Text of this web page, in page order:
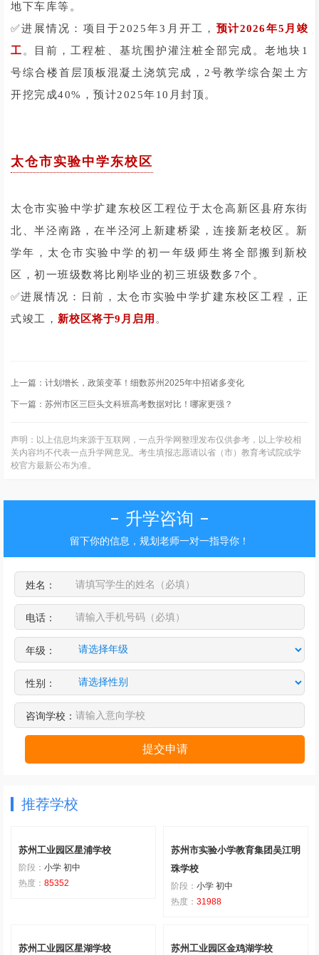
地下车库等。
✅进展情况：项目于2025年3月开工， 预计2026年5月竣
工。
目前，工程桩、基坑围护灌注桩全部完成。老地块1
号综合楼首层顶板混凝土浇筑完成，2号教学综合架土方
开挖完成40%，预计2025年10月封顶。
太仓市实验中学东校区
太仓市实验中学扩建东校区工程位于太仓高新区县府东街
北、半泾南路，在半泾河上新建桥梁，连接新老校区。新
学年，太仓市实验中学的初一年级师生将全部搬到新校
区，初一班级数将比刚毕业的初三班级数多7个。
✅进展情况：日前，太仓市实验中学扩建东校区工程，正
式竣工， 新校区将于9月启用 。
上一篇： 计划增长，政策变革！细数苏州2025年中招诸多变化
下一篇： 苏州市区三巨头文科班高考数据对比！哪家更强？
声明：以上信息均来源于互联网，一点升学网整理发布仅供参考，以上学校相
关内容均不代表一点升学网意见。考生填报志愿请以省（市）教育考试院或学
校官方最新公布为准。
升学咨询
留下你的信息，规划老师一对一指导你！
姓名：
电话：
年级：
性别：
咨询学校：
提交申请
推荐学校
苏州工业园区星浦学校
阶段： 小学 初中
热度： 85352
苏州市实验小学教育集团吴江明
珠学校
阶段： 小学 初中
热度： 31988
苏州工业园区星湖学校 苏州工业园区金鸡湖学校